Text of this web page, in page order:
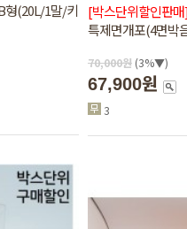
형(20L/1말/키
[박스단위할인판
특제면개포(4면박
70,000원 (3%▼)
67,900원
3